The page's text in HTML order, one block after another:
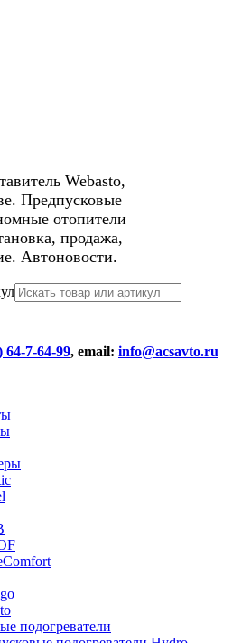
Webasto,
Предпусковые
отопители
продажа,
Автоновости.
64-7-64-99, email: info@acsavto.ru
подогреватели
скидки на